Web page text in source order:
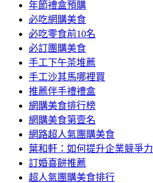
年節禮盒預購
必吃網購美食
必吃零食前10名
必訂團購美食
手工下午茶堆薦
手工沙其馬哪裡買
推薦伴手禮禮盒
網購美食排行榜
網購美食第壹名
網路超人氣團購美食
葉和軒：如何提升企業競爭力
訂婚喜餅推薦
超人氣團購美食排行